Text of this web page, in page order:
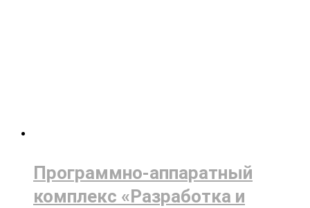
Программно-аппаратный
комплекс «Разработка и